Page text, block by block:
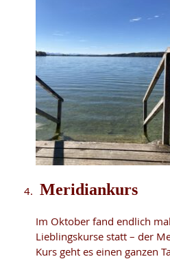
Meridiankurs
Im Oktober fand endlich
Lieblingskurse statt – der
Kurs geht es einen ganzen